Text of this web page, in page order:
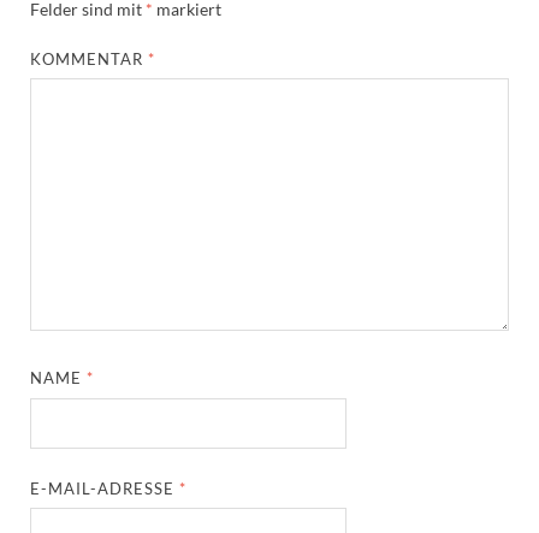
Felder sind mit * markiert
KOMMENTAR *
NAME *
E-MAIL-ADRESSE *